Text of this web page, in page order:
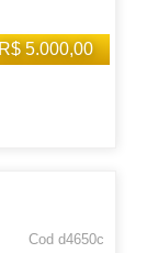
R$ 5.000,00
Cod d4650c